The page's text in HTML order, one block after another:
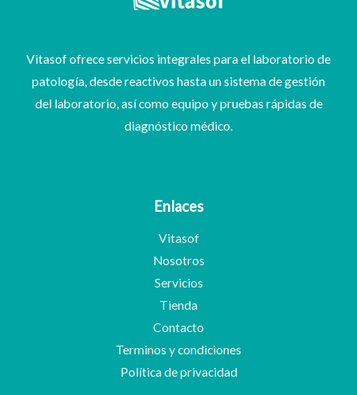
Vitasof ofrece servicios integrales para el laboratorio de
patología, desde reactivos hasta un sistema de gestión
del laboratorio, así como equipo y pruebas rápidas de
diagnóstico médico.
Enlaces
Vitasof
Nosotros
Servicios
Tienda
Contacto
Terminos y condiciones
Política de privacidad